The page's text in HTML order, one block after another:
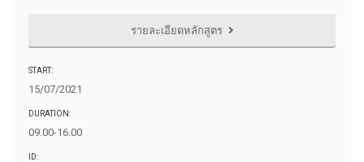
รายละเอียดหลักสูตร
START:
15/07/2021
DURATION:
09.00-16.00
ID: